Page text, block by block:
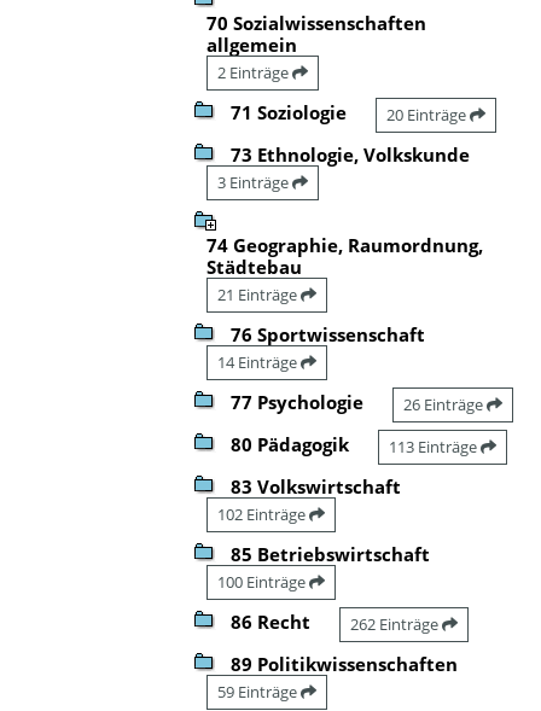
70 Sozialwissenschaften
allgemein
2 Einträge
71 Soziologie 20 Einträge
73 Ethnologie, Volkskunde
3 Einträge
74 Geographie, Raumordnung,
Städtebau
21 Einträge
76 Sportwissenschaft
14 Einträge
77 Psychologie 26 Einträge
80 Pädagogik 113 Einträge
83 Volkswirtschaft
102 Einträge
85 Betriebswirtschaft
100 Einträge
86 Recht 262 Einträge
89 Politikwissenschaften
59 Einträge